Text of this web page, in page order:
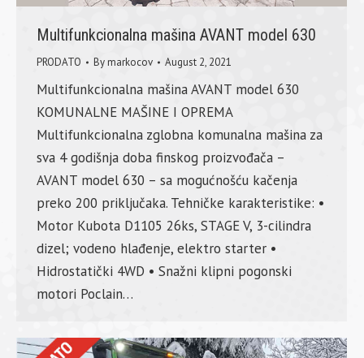
Multifunkcionalna mašina AVANT model 630
PRODATO Bymarkocov August 2, 2021
Multifunkcionalna mašina AVANT model 630
KOMUNALNE MAŠINE I OPREMA
Multifunkcionalna zglobna komunalna mašina za
sva 4 godišnja doba finskog proizvođača –
AVANT model 630 – sa mogućnošću kačenja
preko 200 priključaka. Tehničke karakteristike: •
Motor Kubota D1105 26ks, STAGE V, 3-cilindra
dizel; vodeno hlađenje, elektro starter •
Hidrostatički 4WD • Snažni klipni pogonski
motori Poclain…